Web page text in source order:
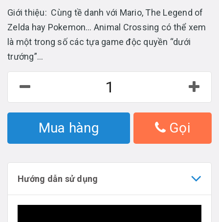
Giới thiệu: Cùng tề danh với Mario, The Legend of
Zelda hay Pokemon… Animal Crossing có thể xem
là một trong số các tựa game độc quyền “dưới
trướng”...
Mua hàng Gọi
Hướng dẫn sử dụng